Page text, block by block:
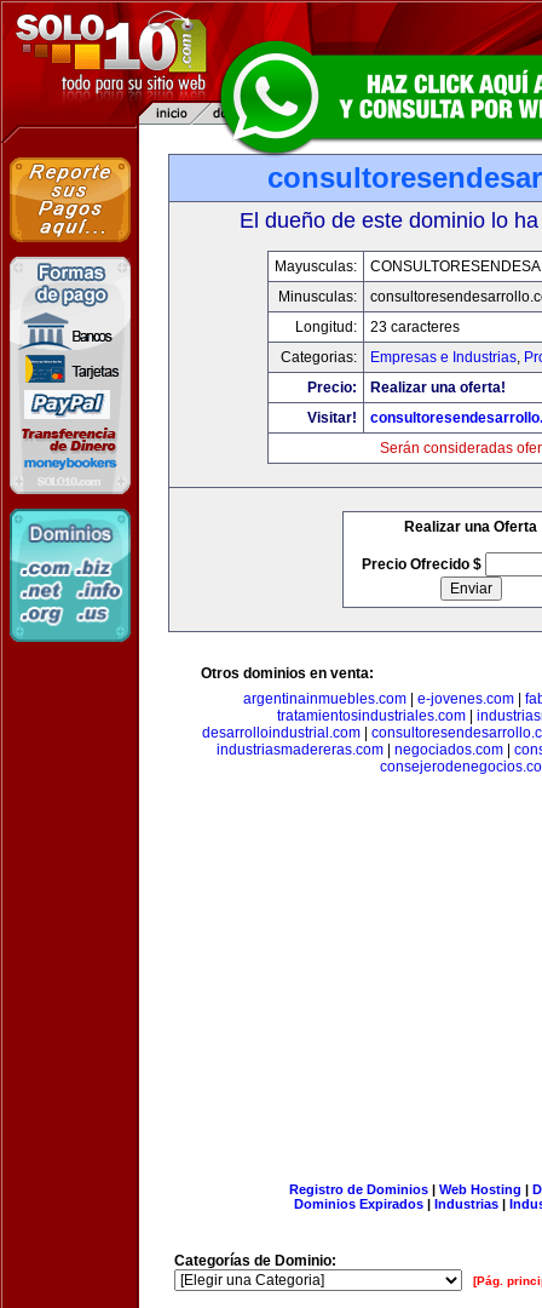
El dueño de este dominio lo
Mayusculas:
Minusculas:
Longitud:
23 caracteres
Categorias:
Empresas e Industrias,
Precio:
Realizar una oferta!
Visitar!
Serán consideradas
Realizar una Oferta
Precio Ofrecido $
Otros dominios en venta:
argentinainmuebles.com| e-jovenes.com|
tratamientosindustriales.com
desarrolloindustrial.com|
industriasmadereras.com
negociados.com
Registro de Dominios| Web Hosting |
Dominios Expirados | Industrias |
Categorías de Dominio:
[Pág.